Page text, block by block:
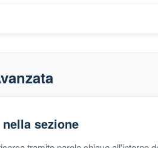
sezione